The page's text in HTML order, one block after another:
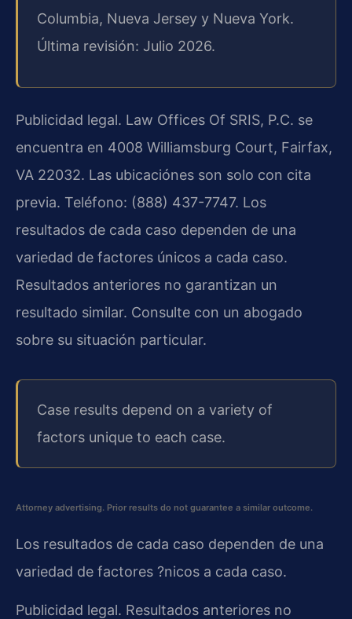
Columbia, Nueva Jersey y Nueva York.
Última revisión: Julio 2026.
Publicidad legal. Law Offices Of SRIS, P.C. se
encuentra en 4008 Williamsburg Court, Fairfax,
VA 22032. Las ubicaciónes son solo con cita
previa. Teléfono: (888) 437-7747. Los
resultados de cada caso dependen de una
variedad de factores únicos a cada caso.
Resultados anteriores no garantizan un
resultado similar. Consulte con un abogado
sobre su situación particular.
Case results depend on a variety of
factors unique to each case.
Attorney advertising. Prior results do not guarantee a similar outcome.
Los resultados de cada caso dependen de una
variedad de factores ?nicos a cada caso.
Publicidad legal. Resultados anteriores no